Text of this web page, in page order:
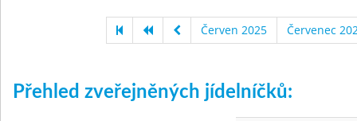
Červen 2025 Červenec
Přehled zveřejněných jídelníčků: